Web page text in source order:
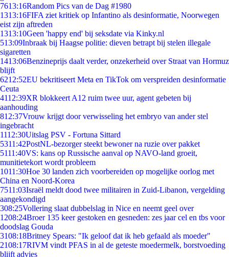
7613:16Random Pics van de Dag #1980
1313:16FIFA ziet kritiek op Infantino als desinformatie, Noorwegen
eist zijn aftreden
1313:10Geen 'happy end' bij seksdate via Kinky.nl
513:09Inbraak bij Haagse politie: dieven betrapt bij stelen illegale
sigaretten
1413:06Benzineprijs daalt verder, onzekerheid over Straat van Hormuz
blijft
6212:52EU bekritiseert Meta en TikTok om verspreiden desinformatie
Ceuta
4112:39XR blokkeert A12 ruim twee uur, agent gebeten bij
aanhouding
812:37Vrouw krijgt door verwisseling het embryo van ander stel
ingebracht
1112:30Uitslag PSV - Fortuna Sittard
5311:42PostNL-bezorger steekt bewoner na ruzie over pakket
5111:40VS: kans op Russische aanval op NAVO-land groeit,
munitietekort wordt probleem
1011:30Hoe 30 landen zich voorbereiden op mogelijke oorlog met
China en Noord-Korea
7511:03Israël meldt dood twee militairen in Zuid-Libanon, vergelding
aangekondigd
308:25Vollering slaat dubbelslag in Nice en neemt geel over
1208:24Broer 135 keer gestoken en gesneden: zes jaar cel en tbs voor
doodslag Gouda
3108:18Britney Spears: "Ik geloof dat ik heb gefaald als moeder"
2108:17RIVM vindt PFAS in al de geteste moedermelk, borstvoeding
blijft advies